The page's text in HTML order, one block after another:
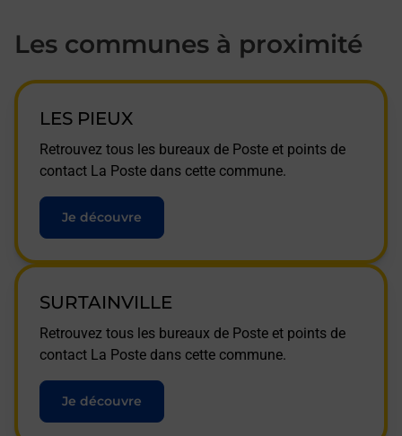
Les communes à proximité
LES PIEUX
Retrouvez tous les bureaux de Poste et points de
contact La Poste dans cette commune.
Je découvre
SURTAINVILLE
Retrouvez tous les bureaux de Poste et points de
contact La Poste dans cette commune.
Je découvre